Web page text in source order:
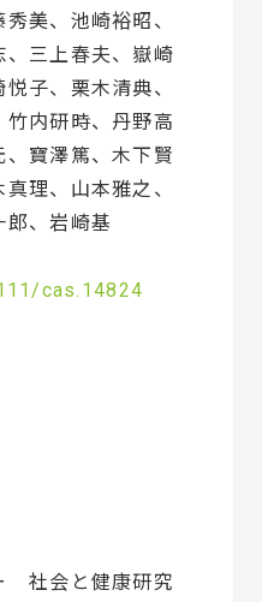
美、池崎裕昭、
、三上春夫、嶽崎
子、栗木清典、
内研時、丹野高
、寶澤篤、木下賢
理、山本雅之、
郎、岩崎基
cas.14824
社会と健康研究